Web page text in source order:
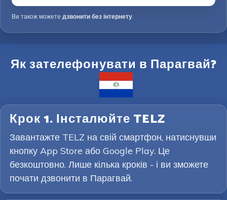
Ви також можете дзвонити без інтернету.
Як зателефонувати в Парагвай?
Крок 1. Інсталюйте TELZ
Завантажте TELZ на свій смартфон, натиснувши
кнопку App Store або Google Play. Це
безкоштовно. Лише кілька кроків - і ви зможете
почати дзвонити в Парагвай.